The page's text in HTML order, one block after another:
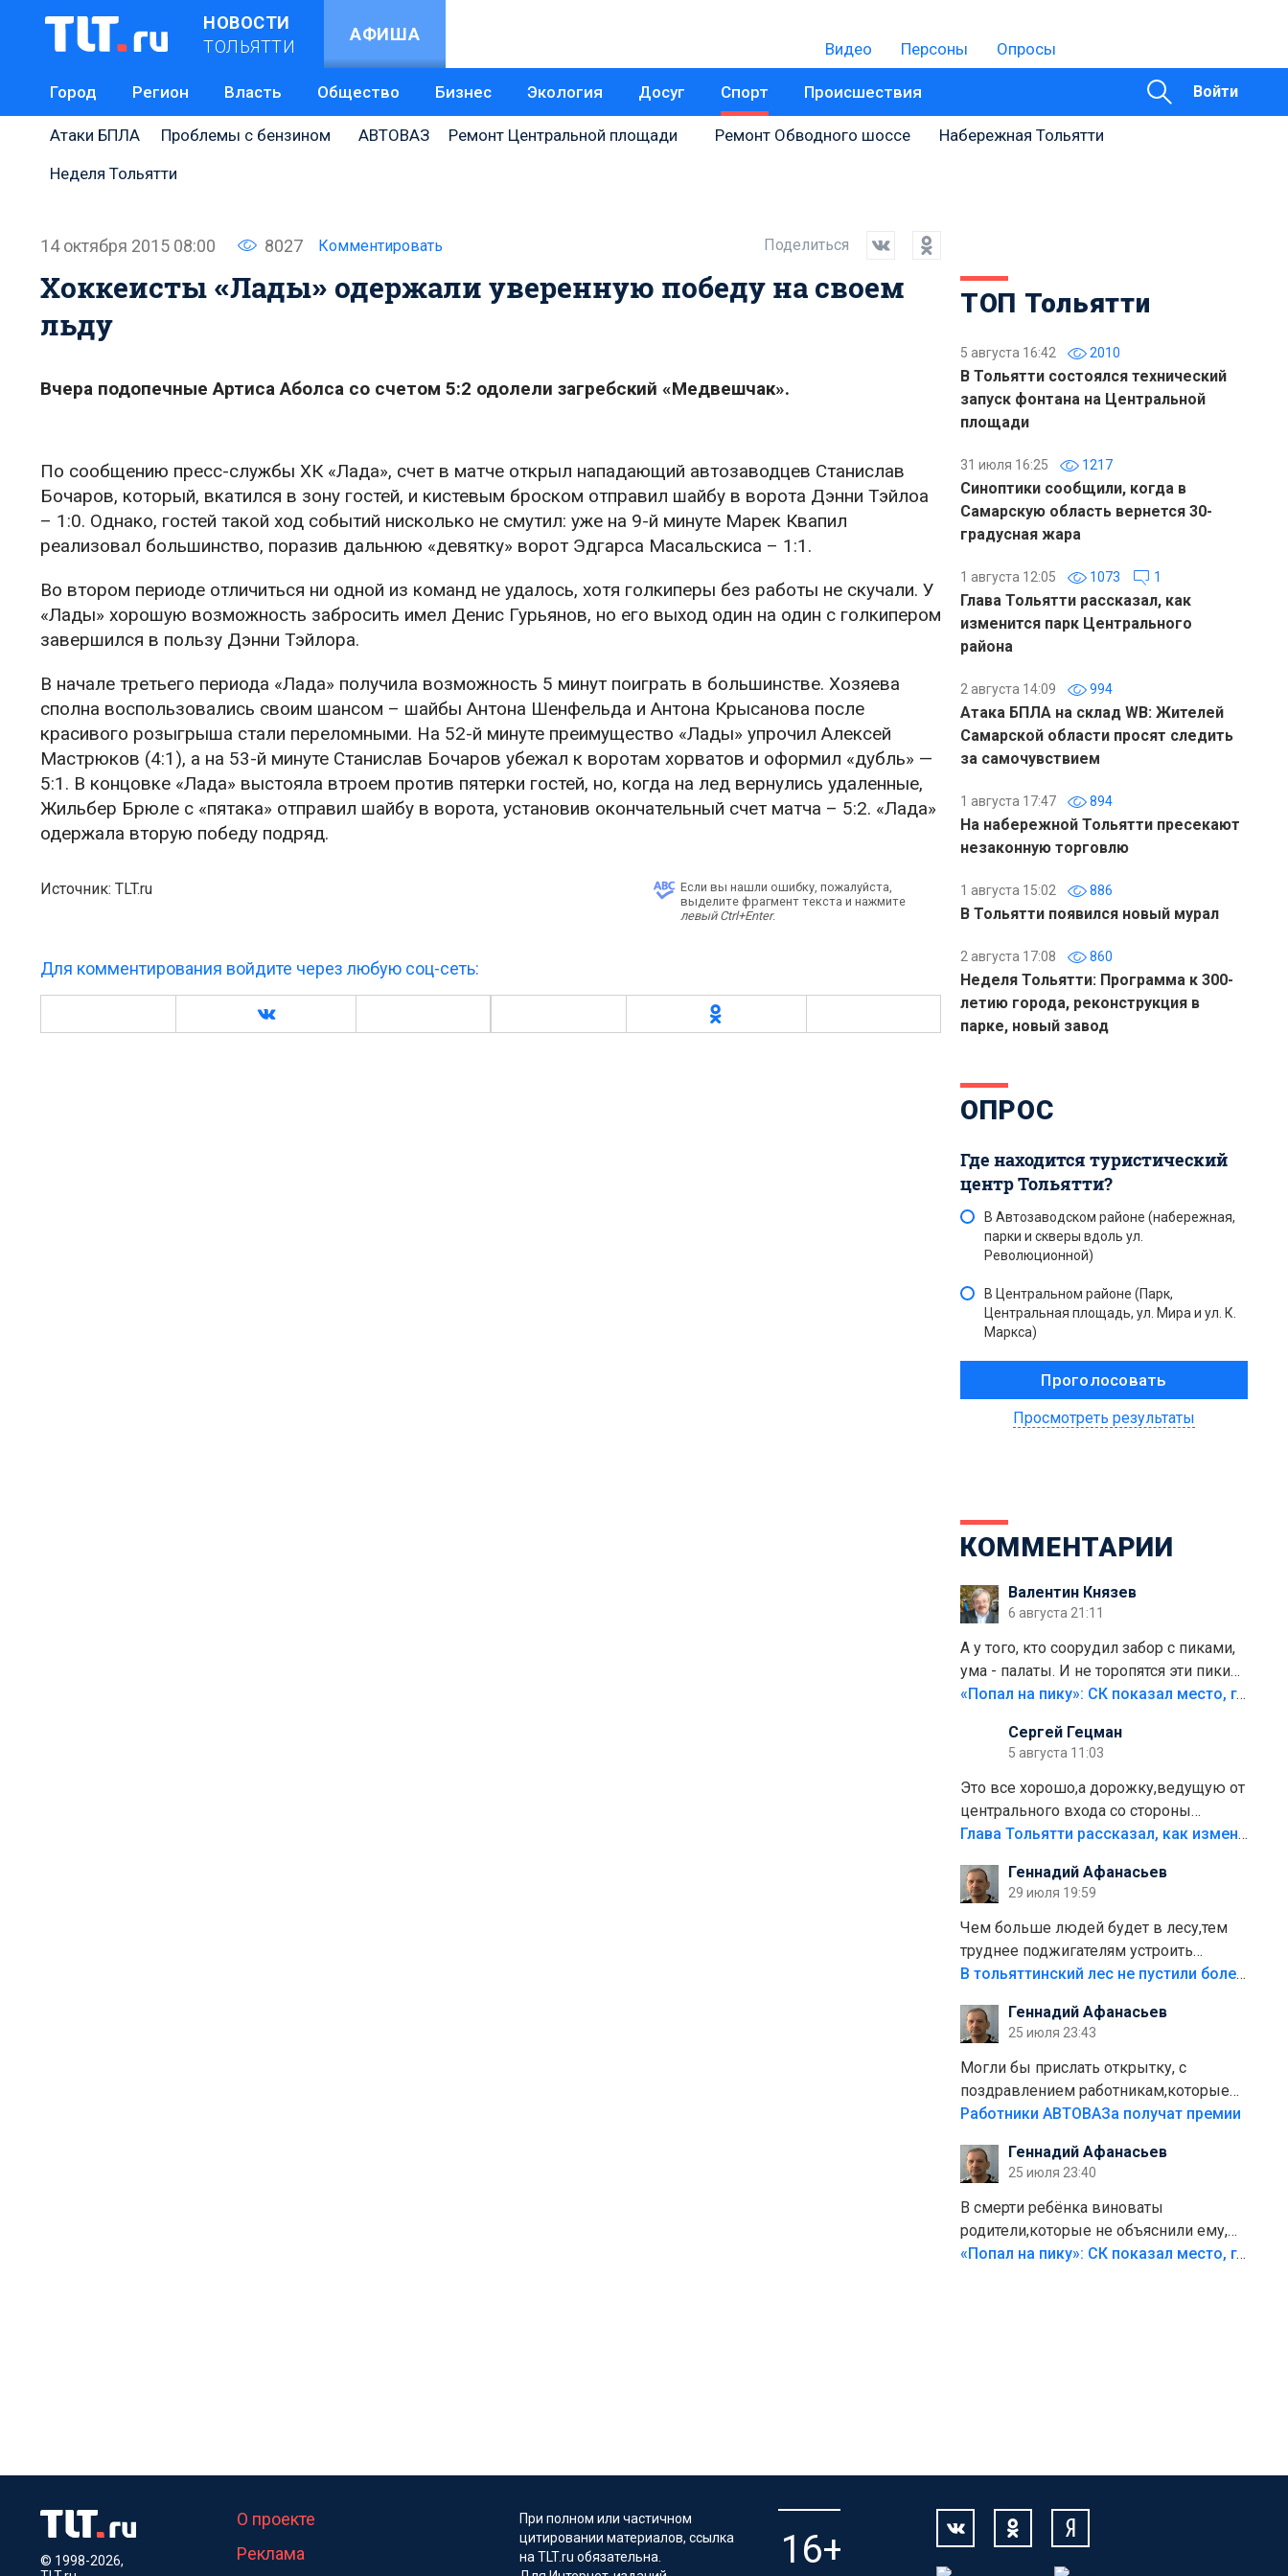
НОВОСТИ
ТОЛЬЯТТИ
АФИША
Видео Персоны Опросы
Город Регион Власть Общество Бизнес Экология Досуг Спорт Происшествия Войти
Атаки БПЛА Проблемы с бензином АВТОВАЗ Ремонт Центральной площади Ремонт Обводного шоссе
Набережная Тольятти
Неделя Тольятти
14 октября 2015 08:00 8027 Комментировать Поделиться
Хоккеисты «Лады» одержали уверенную победу на своем
льду
Вчера подопечные Артиса Аболса со счетом 5:2 одолели загребский «Медвешчак».
По сообщению пресс-службы ХК «Лада», счет в матче открыл нападающий автозаводцев Станислав
Бочаров, который, вкатился в зону гостей, и кистевым броском отправил шайбу в ворота Дэнни Тэйлоа
– 1:0. Однако, гостей такой ход событий нисколько не смутил: уже на 9-й минуте Марек Квапил
реализовал большинство, поразив дальнюю «девятку» ворот Эдгарса Масальскиса – 1:1.
Во втором периоде отличиться ни одной из команд не удалось, хотя голкиперы без работы не скучали. У
«Лады» хорошую возможность забросить имел Денис Гурьянов, но его выход один на один с голкипером
завершился в пользу Дэнни Тэйлора.
В начале третьего периода «Лада» получила возможность 5 минут поиграть в большинстве. Хозяева
сполна воспользовались своим шансом – шайбы Антона Шенфельда и Антона Крысанова после
красивого розыгрыша стали переломными. На 52-й минуте преимущество «Лады» упрочил Алексей
Мастрюков (4:1), а на 53-й минуте Станислав Бочаров убежал к воротам хорватов и оформил «дубль» —
5:1. В концовке «Лада» выстояла втроем против пятерки гостей, но, когда на лед вернулись удаленные,
Жильбер Брюле с «пятака» отправил шайбу в ворота, установив окончательный счет матча – 5:2. «Лада»
одержала вторую победу подряд.
Источник: TLT.ru
Если вы нашли ошибку, пожалуйста,
выделите фрагмент текста и нажмите
левый Ctrl+Enter.
Для комментирования войдите через любую соц-сеть:
ТОП Тольятти
5 августа 16:42 2010
В Тольятти состоялся технический
запуск фонтана на Центральной
площади
31 июля 16:25 1217
Синоптики сообщили, когда в
Самарскую область вернется 30-
градусная жара
1 августа 12:05 1073 1
Глава Тольятти рассказал, как
изменится парк Центрального
района
2 августа 14:09 994
Атака БПЛА на склад WB: Жителей
Самарской области просят следить
за самочувствием
1 августа 17:47 894
На набережной Тольятти пресекают
незаконную торговлю
1 августа 15:02 886
В Тольятти появился новый мурал
2 августа 17:08 860
Неделя Тольятти: Программа к 300-
летию города, реконструкция в
парке, новый завод
ОПРОС
Где находится туристический
центр Тольятти?
В Автозаводском районе (набережная,
парки и скверы вдоль ул.
Революционной)
В Центральном районе (Парк,
Центральная площадь, ул. Мира и ул. К.
Маркса)
Просмотреть результаты
КОММЕНТАРИИ
Валентин Князев
6 августа 21:11
А у того, кто соорудил забор с пиками,
ума - палаты. И не торопятся эти пики
срезать
«Попал на пику»: СК показал место, где был смертельно травмирован ребенок в Тольятти
Сергей Гецман
5 августа 11:03
Это все хорошо,а дорожку,ведущую от
центрального входа со стороны
кафе"Мираж" к аттракционам слабо
плитки не хватило,т.к.осенью и зимой
лежала в парке и испортилась.Да
еще,видимо,часть украли.
Глава Тольятти рассказал, как изменится парк Центрального района
Геннадий Афанасьев
29 июля 19:59
Чем больше людей будет в лесу,тем
труднее поджигателям устроить
пожар.Тех кто разводит костры,тех
полно стоит,почему водители всё
равно едут в лес? Штрафы мизерные.
В тольяттинский лес не пустили более тысячи автомобилей
Геннадий Афанасьев
25 июля 23:43
Могли бы прислать открытку, с
поздравлением работникам,которые
больше сорока лет отработали на
Работники АВТОВАЗа получат премии
Геннадий Афанасьев
25 июля 23:40
В смерти ребёнка виноваты
родители,которые не объяснили ему,
что такое хорошо и что такое плохо!
«Попал на пику»: СК показал место, где был смертельно травмирован ребенок в Тольятти
© 1998-2026,
О проекте
Реклама
При полном или частичном
цитировании материалов, ссылка
на TLT.ru обязательна.